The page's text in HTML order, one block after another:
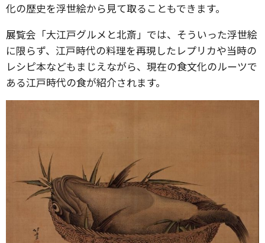
化の歴史を浮世絵から見て取ることもできます。
展覧会「大江戸グルメと北斎」では、そういった浮世絵
に限らず、江戸時代の料理を再現したレプリカや当時の
レシピ本などもまじえながら、現在の食文化のルーツで
ある江戸時代の食が紹介されます。